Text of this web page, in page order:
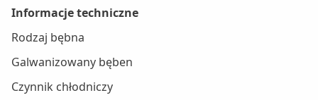
Informacje techniczne
Rodzaj bębna
Galwanizowany bęben
Czynnik chłodniczy